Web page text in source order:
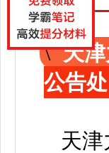
天
公告处
天津